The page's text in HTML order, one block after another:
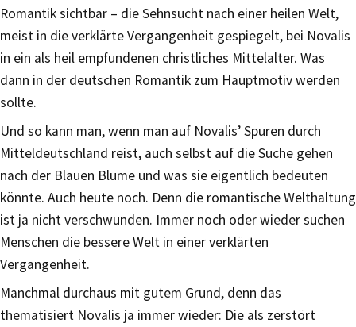
Romantik sichtbar – die Sehnsucht nach einer heilen Welt,
meist in die verklärte Vergangenheit gespiegelt, bei Novalis
in ein als heil empfundenen christliches Mittelalter. Was
dann in der deutschen Romantik zum Hauptmotiv werden
sollte.
Und so kann man, wenn man auf Novalis’ Spuren durch
Mitteldeutschland reist, auch selbst auf die Suche gehen
nach der Blauen Blume und was sie eigentlich bedeuten
könnte. Auch heute noch. Denn die romantische Welthaltung
ist ja nicht verschwunden. Immer noch oder wieder suchen
Menschen die bessere Welt in einer verklärten
Vergangenheit.
Manchmal durchaus mit gutem Grund, denn das
thematisiert Novalis ja immer wieder: Die als zerstört